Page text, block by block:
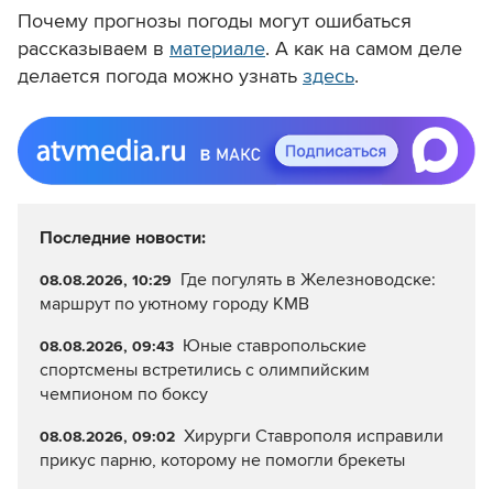
Почему прогнозы погоды могут ошибаться
рассказываем в материале. А как на самом деле
делается погода можно узнать здесь.
Последние новости:
08.08.2026, 10:29 Где погулять в Железноводске:
маршрут по уютному городу КМВ
08.08.2026, 09:43 Юные ставропольские
спортсмены встретились с олимпийским
чемпионом по боксу
08.08.2026, 09:02 Хирурги Ставрополя исправили
прикус парню, которому не помогли брекеты